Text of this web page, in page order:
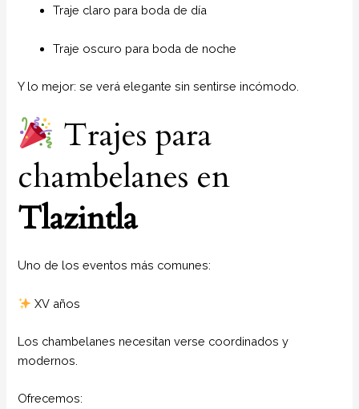
Traje claro para boda de día
Traje oscuro para boda de noche
Y lo mejor: se verá elegante sin sentirse incómodo.
Trajes para
chambelanes en
Tlazintla
Uno de los eventos más comunes:
XV años
Los chambelanes necesitan verse coordinados y
modernos.
Ofrecemos: